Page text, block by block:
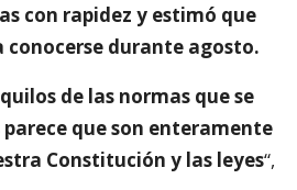
con rapidez y estimó que
conocerse durante agosto.
de las normas que se
que son enteramente
Constitución y las leyes“,